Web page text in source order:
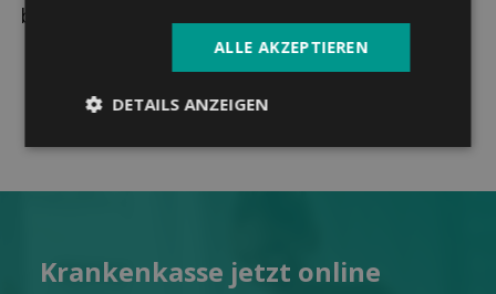
berechnen.
Kranken­kasse jetzt online
ALLE AKZEPTIEREN
DETAILS ANZEIGEN